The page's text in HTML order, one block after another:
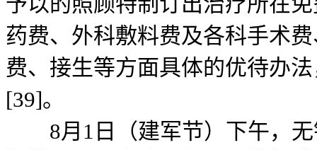
药费、外科敷料费及各科手术
费、接生等方面具体的优待办
[39]。
8月1日（建军节）下午，无